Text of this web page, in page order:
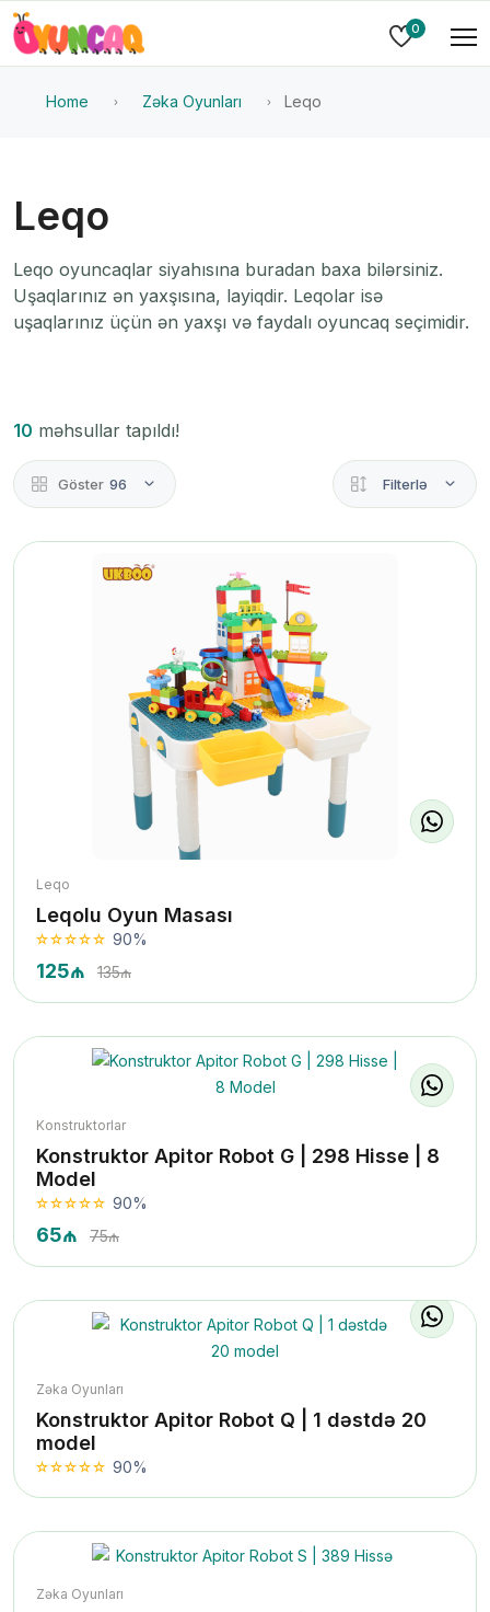
0
Home Zəka Oyunları Leqo
Leqo
Leqo oyuncaqlar siyahısına buradan baxa bilərsiniz.
Uşaqlarınız ən yaxşısına, layiqdir. Leqolar isə
uşaqlarınız üçün ən yaxşı və faydalı oyuncaq seçimidir.
10 məhsullar tapıldı!
Göster 96 Filterlə
Leqo
Leqolu Oyun Masası
90%
125₼ 135₼
Konstruktorlar
Konstruktor Apitor Robot G | 298 Hisse | 8
Model
90%
65₼ 75₼
Zəka Oyunları
Konstruktor Apitor Robot Q | 1 dəstdə 20
model
90%
Zəka Oyunları